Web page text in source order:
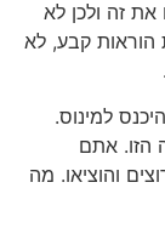
זה ולכן לא
קבע, לא
למינוס.
אתם
מה